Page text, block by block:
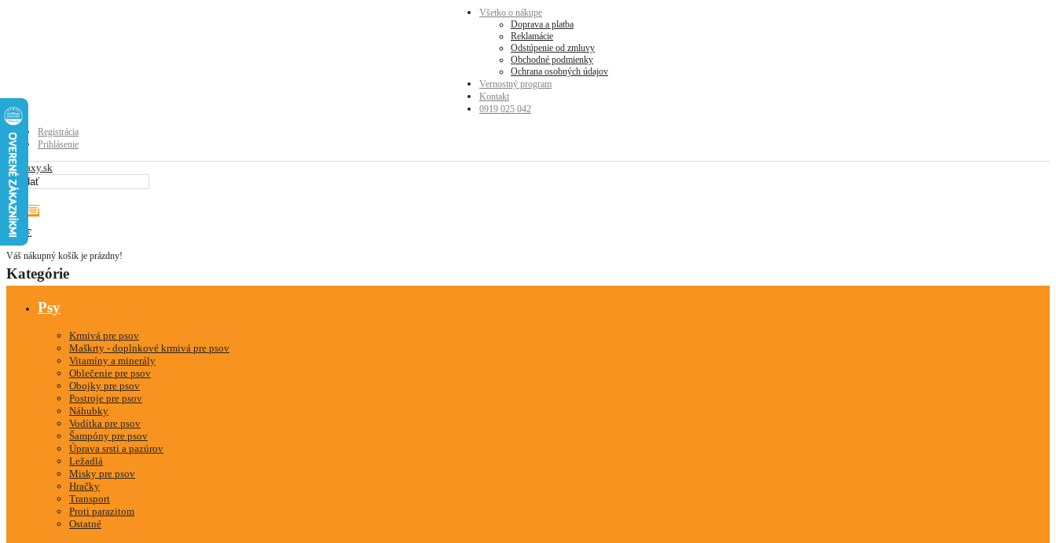
Všetko o nákupe
Doprava a platba
Reklamácie
Odstúpenie od zmluvy
Obchodné podmienky
Ochrana osobných údajov
Vernostný program
Kontakt
0919 025 042
Registrácia
Prihlásenie
0
0
0.00€
Váš nákupný košík je prázdny!
Kategórie
Psy
Krmivá pre psov
Maškrty - doplnkové krmivá pre psov
Vitamíny a minerály
Oblečenie pre psov
Obojky pre psov
Postroje pre psov
Náhubky
Vodítka pre psov
Šampóny pre psov
Úprava srsti a pazúrov
Ležadlá
Misky pre psov
Hračky
Transport
Proti parazitom
Ostatné